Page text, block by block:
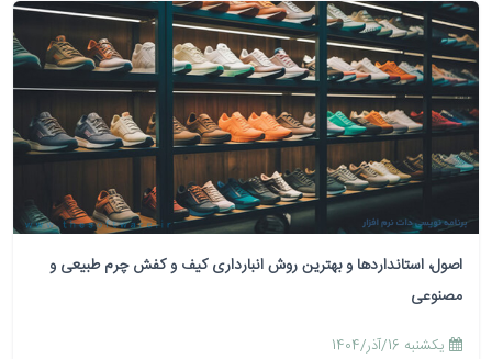
اصول، استانداردها و بهترین روش انبارداری کیف و کفش چرم طبیعی و
مصنوعی
يكشنبه 16/آذر/1404